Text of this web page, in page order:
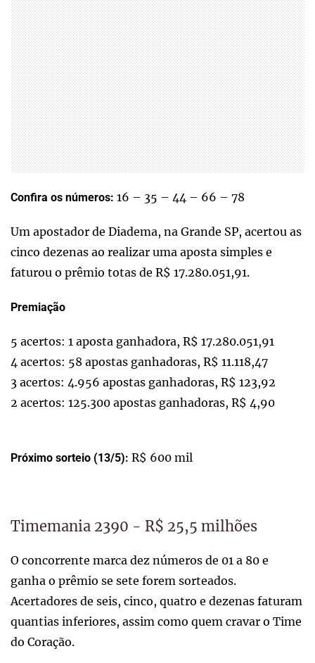
Confira os números: 16 – 35 – 44 – 66 – 78
Um apostador de Diadema, na Grande SP, acertou as
cinco dezenas ao realizar uma aposta simples e
faturou o prêmio totas de R$ 17.280.051,91.
Premiação
5 acertos: 1 aposta ganhadora, R$ 17.280.051,91
4 acertos: 58 apostas ganhadoras, R$ 11.118,47
3 acertos: 4.956 apostas ganhadoras, R$ 123,92
2 acertos: 125.300 apostas ganhadoras, R$ 4,90
Próximo sorteio (13/5): R$ 600 mil
Timemania 2390 - R$ 25,5 milhões
O concorrente marca dez números de 01 a 80 e
ganha o prêmio se sete forem sorteados.
Acertadores de seis, cinco, quatro e dezenas faturam
quantias inferiores, assim como quem cravar o Time
do Coração.